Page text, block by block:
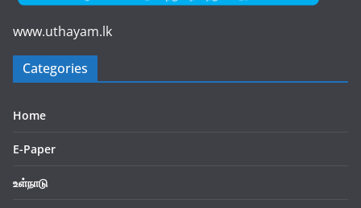
www.uthayam.lk
Categories
Home
E-Paper
உள்நாடு